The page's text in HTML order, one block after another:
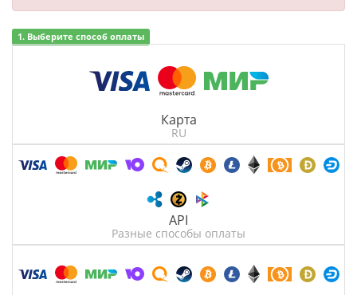
1. Выберите способ оплаты
Карта
RU
API
Разные способы оплаты